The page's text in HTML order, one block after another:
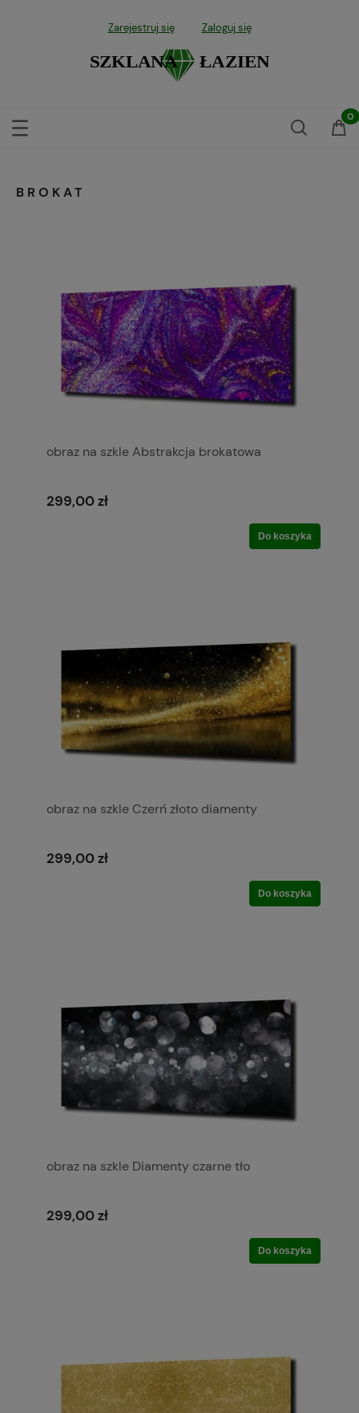
Zarejestruj się Zaloguj się
BROKAT
obraz na szkle Abstrakcja brokatowa
299,00 zł
Do koszyka
obraz na szkle Czerń złoto diamenty
299,00 zł
Do koszyka
obraz na szkle Diamenty czarne tło
299,00 zł
Do koszyka